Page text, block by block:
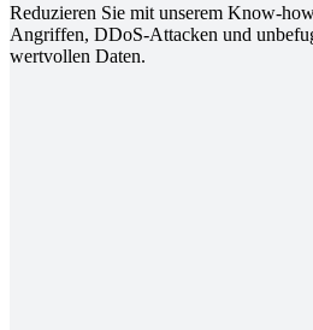
Reduzieren Sie mit unserem Know-
Angriffen, DDoS-Attacken und
wertvollen Daten.